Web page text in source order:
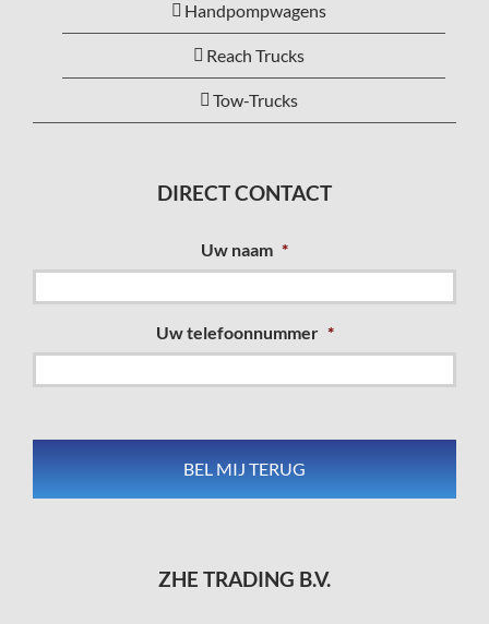
Handpompwagens
Reach Trucks
Tow-Trucks
DIRECT CONTACT
Uw naam *
Uw telefoonnummer *
ZHE TRADING B.V.